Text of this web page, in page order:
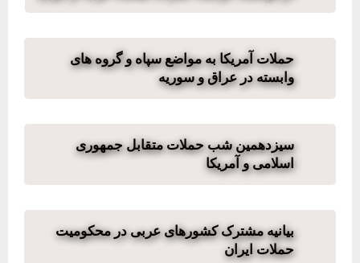
حملات آمریکا به مواضع سپاه و گروه های
وابسته در عراق و سوریه
سیزدهمین شب حملات متقابل جمهوری
اسلامی و آمریکا
بیانیه مشترک کشورهای عربی در محکومیت
حملات ایران